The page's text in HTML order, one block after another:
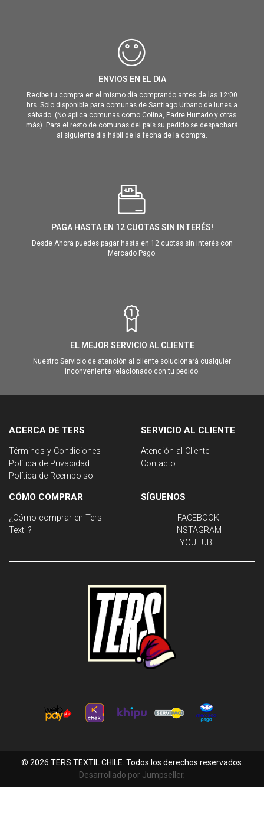
ENVIOS EN EL DIA
Recibe tu compra en el mismo día comprando antes de las 12:00
hrs. Solo disponible para comunas de Santiago Urbano de lunes a
sábado. (No aplica comunas como Colina, Padre Hurtado y otras
más). Para el resto de comunas del país su pedido se despachará
al siguiente día hábil de la fecha de la compra.
PAGA HASTA EN 12 CUOTAS SIN INTERÉS!
Desde Ahora puedes pagar hasta en 12 cuotas sin interés con
Mercado Pago.
EL MEJOR SERVICIO AL CLIENTE
Nuestro Servicio de atención al cliente solucionará cualquier
inconveniente relacionado con tu pedido.
ACERCA DE TERS
Términos y Condiciones
Política de Privacidad
Política de Reembolso
SERVICIO AL CLIENTE
Atención al Cliente
Contacto
CÓMO COMPRAR
¿Cómo comprar en Ters
Textil?
SÍGUENOS
FACEBOOK
INSTAGRAM
YOUTUBE
© 2026 TERS TEXTIL CHILE. Todos los derechos reservados.
Desarrollado por Jumpseller.